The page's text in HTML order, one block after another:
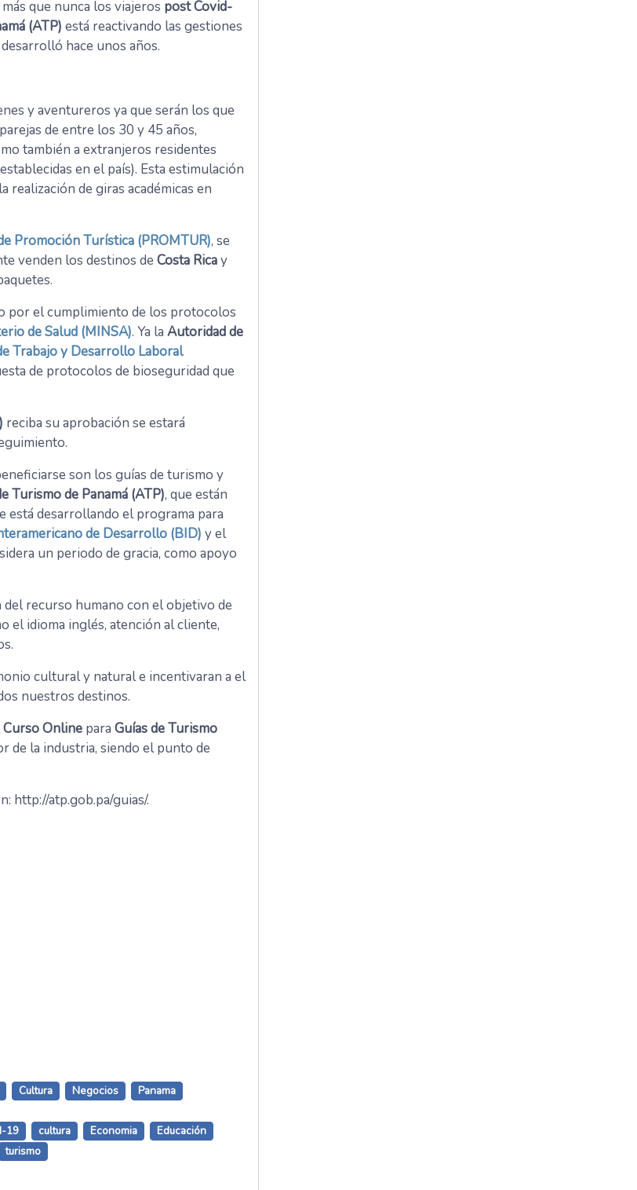
que nunca los viajeros post Covid-
(ATP) está reactivando las gestiones
hace unos años.
y aventureros ya que serán los que
de entre los 30 y 45 años,
también a extranjeros residentes
en el país). Esta estimulación
realización de giras académicas en
Promoción Turística (PROMTUR), se
venden los destinos de Costa Ricay
por el cumplimiento de los protocolos
de Salud (MINSA). Ya la Autoridad de
Trabajo y Desarrollo Laboral
de protocolos de bioseguridad que
reciba su aprobación se estará
son los guías de turismo y
Turismo de Panamá (ATP), que están
está desarrollando el programa para
de Desarrollo (BID) y el
un periodo de gracia, como apoyo
recurso humano con el objetivo de
el idioma inglés, atención al cliente,
cultural y natural e incentivaran a el
nuestros destinos.
Curso Online para Guías de Turismo
de la industria, siendo el punto de
http://atp.gob.pa/guias/.
Cultura Negocios Panama
19 cultura Economia
Educación
turismo